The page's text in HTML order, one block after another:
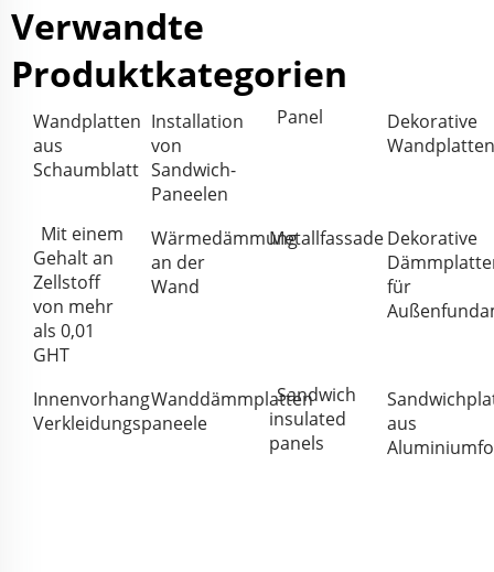
Verwandte
Produktkategorien
Wandplatten
aus
Schaumblatt
Installation
von
Sandwich-
Paneelen
Panel
Dekorative
Wandplatten
Mit einem
Gehalt an
Zellstoff
von mehr
als 0,01
GHT
Wärmedämmung
an der
Wand
MetallfassadeDekorative
für
Innenvorhang
Verkleidungspaneele
WanddämmplattenSandwich
insulated
panels
aus